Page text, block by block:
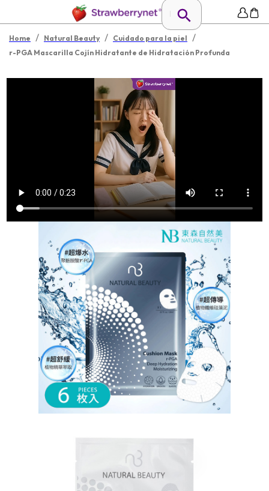
Home / Natural Beauty / Cuidado para la piel /
r-PGA Mascarilla Cojín Hidratante de Hidratación Profunda